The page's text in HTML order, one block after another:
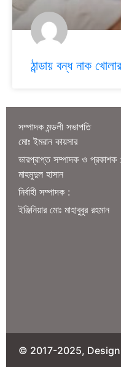
ঠান্ডায় বন্ধ নাক
সম্পাদক মন্ডলী সভাপতি
মোঃ ইমরান কায়সার
ভারপ্রাপ্ত সম্পাদক ও প্রকাশক :
মাহমুদুল হাসান
নির্বাহী সম্পাদক :
ইঞ্জিনিয়ার মোঃ মাহাবুবুর রহমান
© 2017-2025, Design